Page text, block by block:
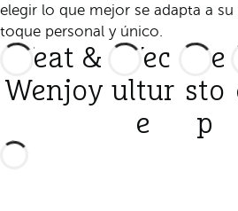
elegir lo que mejor se adapta a
toque personal y único.
Weat &
Wenjoy
Wec
ultur
e
We
sto
p